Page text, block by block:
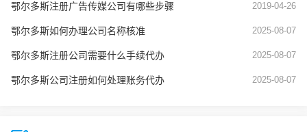
鄂尔多斯注册广告传媒公司有哪些步骤 2019-04-26
鄂尔多斯如何办理公司名称核准 2025-08-07
鄂尔多斯注册公司需要什么手续代办 2025-08-07
鄂尔多斯公司注册如何处理账务代办 2025-08-07